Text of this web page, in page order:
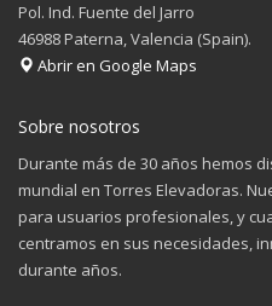
Pol. Ind. Fuente del Jarro
46988 Paterna, Valencia (Spain).
Abrir en Google Maps
Sobre nosotros
Durante más de 30 años hemos
mundial en Torres Elevadoras.
para usuarios profesionales, y
centramos en sus necesidades,
durante años.